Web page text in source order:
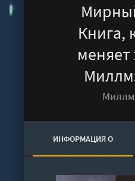
Книга,
ИНФОРМАЦИЯ О
АУДИОКНИГЕ